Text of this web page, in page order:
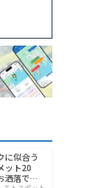
に似合う
ット20
洒落でワ